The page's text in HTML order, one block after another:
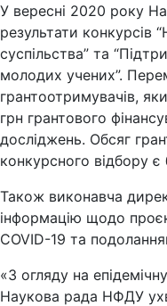
У вересні 2020 року
результати конкурсів
суспільства” та
молодих учених”.
грантоотримувачів,
грн грантового
досліджень. Обсяг
конкурсного відбору
Також виконавча
інформацію щодо
COVID-19 та
«З огляду на
Наукова рада НФДУ